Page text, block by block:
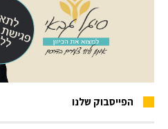
הפייסבוק שלנו